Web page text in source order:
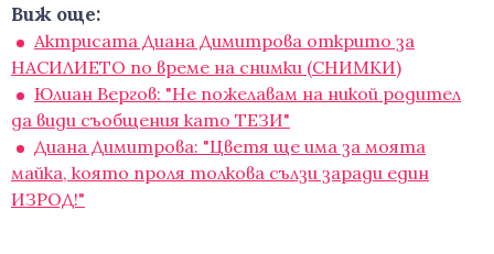
Виж още:
Aктрисата Диана Димитрова открито за
НАСИЛИЕТО по време на снимки (СНИМКИ)
Юлиан Вергов: "Не пожелавам на никой родител
да види съобщения като ТЕЗИ"
Диана Димитрова: "Цветя ще има за моята
майка, която проля толкова сълзи заради един
ИЗРОД!"